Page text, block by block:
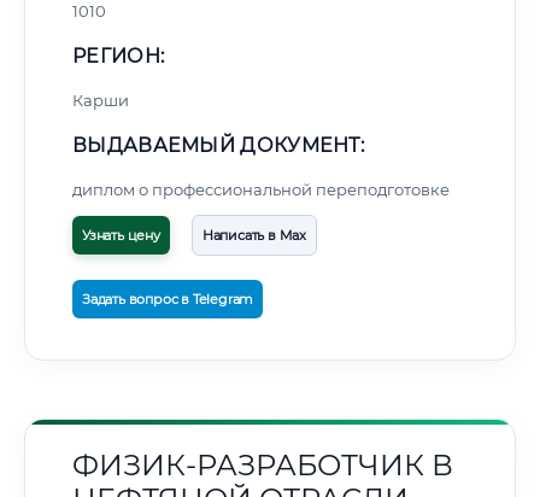
1010
РЕГИОН:
Карши
ВЫДАВАЕМЫЙ ДОКУМЕНТ:
диплом о профессиональной переподготовке
Узнать цену Написать в Max
Задать вопрос в Telegram
ФИЗИК-РАЗРАБОТЧИК В